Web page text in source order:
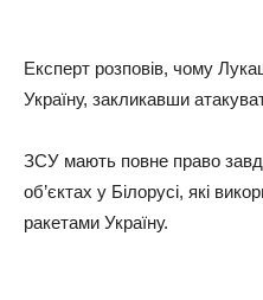
Експерт розповів, чому
Україну, закликавши
ЗСУ мають повне право
об’єктах у Білорусі, які
ракетами Україну.